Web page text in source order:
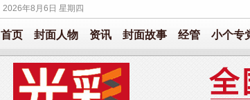
2026年8月6日 星期四
首页 封面人物 资讯 封面故事 经管 小个专